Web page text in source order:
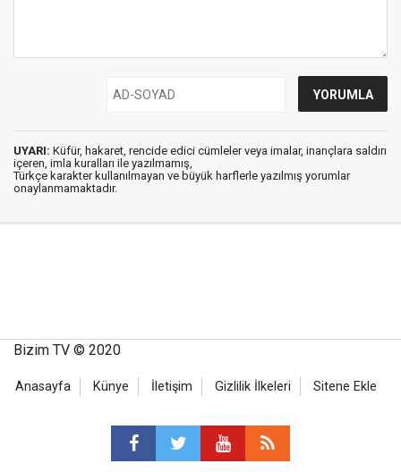
UYARI: Küfür, hakaret, rencide edici cümleler veya imalar, inançlara saldırı
içeren, imla kuralları ile yazılmamış,
Türkçe karakter kullanılmayan ve büyük harflerle yazılmış yorumlar
onaylanmamaktadır.
Bizim TV © 2020
Anasayfa Künye İletişim Gizlilik İlkeleri Sitene Ekle